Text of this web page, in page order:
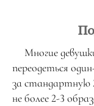
Многие
переодеться
за стандартную
не более 2-3